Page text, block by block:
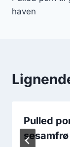
haven
Pulled
sesamfrø